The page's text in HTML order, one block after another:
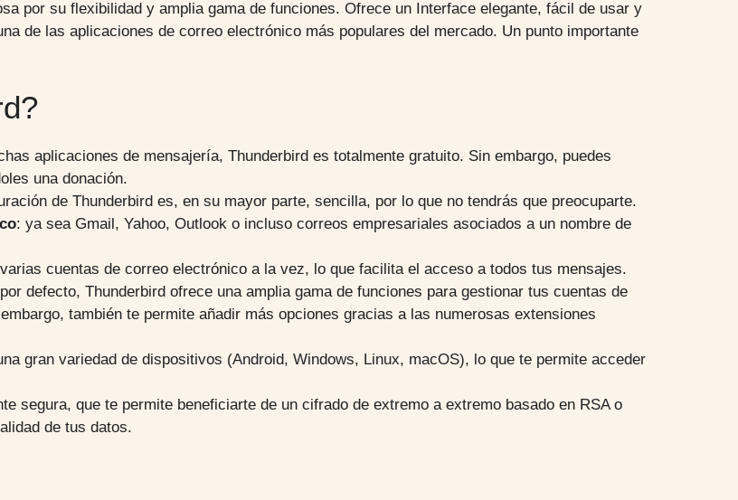
por su flexibilidad y amplia gama de funciones. Ofrece un Interface elegante, fácil de usar y
de las aplicaciones de correo electrónico más populares del mercado. Un punto importante
aplicaciones de mensajería, Thunderbird es totalmente gratuito. Sin embargo, puedes
una donación.
de Thunderbird es, en su mayor parte, sencilla, por lo que no tendrás que preocuparte.
: ya sea Gmail, Yahoo, Outlook o incluso correos empresariales asociados a un nombre de
cuentas de correo electrónico a la vez, lo que facilita el acceso a todos tus mensajes.
defecto, Thunderbird ofrece una amplia gama de funciones para gestionar tus cuentas de
también te permite añadir más opciones gracias a las numerosas extensiones
gran variedad de dispositivos (Android, Windows, Linux, macOS), lo que te permite acceder
segura, que te permite beneficiarte de un cifrado de extremo a extremo basado en RSA o
de tus datos.